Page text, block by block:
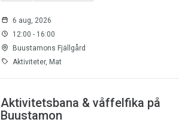
6 aug, 2026
12:00 - 16:00
Buustamons Fjällgård
Aktiviteter, Mat
Aktivitetsbana & våffelfika på
Buustamon